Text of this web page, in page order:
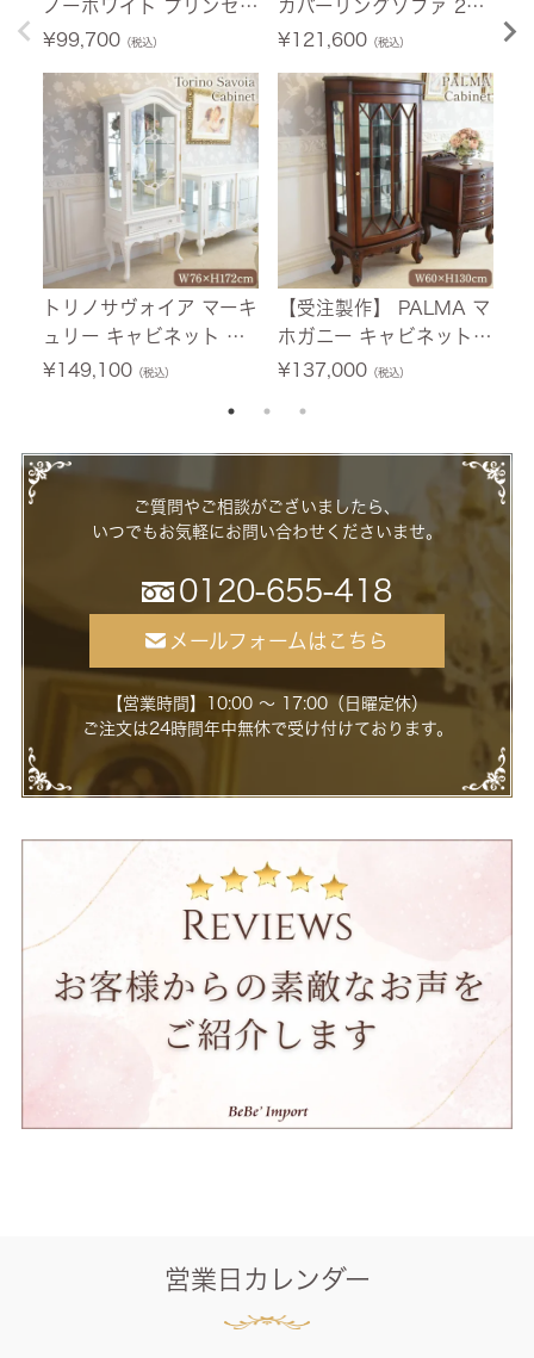
ノーホワイト プリンセス
シングルベッド ホワイト
設置サービス付】
¥99,700（税込）
トリノサヴォイア マーキ
ュリー キャビネット ホ
ワイト 幅76cm 【送料無
¥149,100（税込）
カバーリングソファ 2人
掛け(2P) 薔薇 幅150cm
ス付】
¥121,600（税込）
【受注製作】 PALMA マ
ホガニー キャビネット
幅60cm 【送料無料/設
¥137,000（税込）
¥
ご質問やご相談がございましたら、
いつでもお気軽にお問い合わせくださいませ。
0120-655-418
メールフォームはこちら
【営業時間】10:00 ～ 17:00（日曜定休）
ご注文は24時間年中無休で受け付けております。
営業日カレンダー